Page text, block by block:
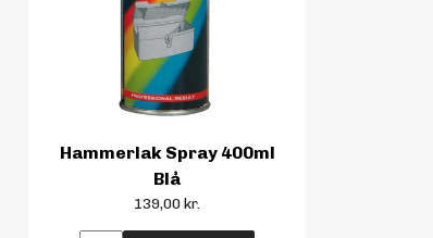
Hammerlak Spray 400ml
Blå
139,00 kr.